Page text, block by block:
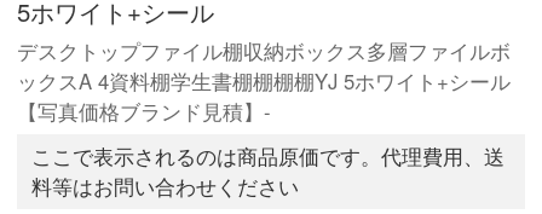
5ホワイト+シール
デスクトップファイル棚収納ボックス多層ファイルボ
ックスA 4資料棚学生書棚棚棚棚YJ 5ホワイト+シール
【写真価格ブランド見積】-
ここで表示されるのは商品原価です。代理費用、送
料等はお問い合わせください